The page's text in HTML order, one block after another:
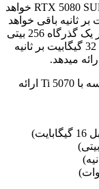
این مقدار، همان مقدار VRAM موجود در RTX 5080 SUPER خواهد
سرعت کلاک همان 28 گیگابیت بر ثانیه باقی خواهد
ماند، بنابراین پهنای باند 896 گیگابایت بر ثانیه در یک گذرگاه 256 بیتی
ارائه میشود. RTX 5080 SUPER از ماژول‌های 32 گیگابیت بر ثانیه
به طور خلاصه، RTX 5070 Ti SUPER در مقایسه با 5070 Ti ارائه